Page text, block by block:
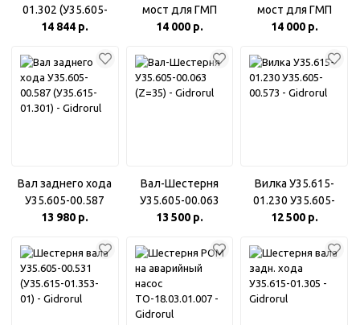
01.302 (У35.605-
00.588) вала
14 844 р.
мост для ГМП
У35.605
14 000 р.
мост для ГМП
У35.605
14 000 р.
Вал заднего хода
У35.605-00.587
(У35.615-01.301)
13 980 р.
Вал-Шестерня
У35.605-00.063
(Z=35)
13 500 р.
Вилка У35.615-
01.230 У35.605-
00.573
12 500 р.